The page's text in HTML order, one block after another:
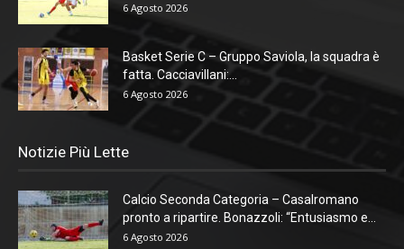
6 Agosto 2026
Basket Serie C – Gruppo Saviola, la squadra è
fatta. Cacciavillani:...
6 Agosto 2026
Notizie Più Lette
Calcio Seconda Categoria – Casalromano
pronto a ripartire. Bonazzoli: “Entusiasmo e...
6 Agosto 2026